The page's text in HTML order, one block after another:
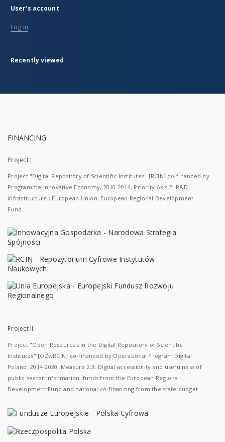
User's account
Log in
Recently viewed
FINANCING:
Project I
Project "Digital Repository of Scientific Institutes" [RCIN] co-financed by
Programme Innovative Economy, 2010-2014, Priority Axis 2. R&D
infrastructure ; European Union. European Regional Development
Fund.
Project II
Project "Open Resources in the Digital Repository of Scientific
Institutes" [OZwRCIN] co-financed by Operational Program Digital
Poland, 2014-2020, Measure 2.3: Digital accessibility and usefulness of
public sector information; funds from the European Regional
Development Fund and national co-financing from the state budget.